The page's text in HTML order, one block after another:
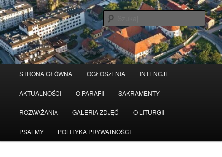
Przeskocz
do
tekstu
STRONA GŁÓWNA OGŁOSZENIA INTENCJE
AKTUALNOŚCI O PARAFII SAKRAMENTY
ROZWAŻANIA GALERIA ZDJĘĆ O LITURGII
PSALMY POLITYKA PRYWATNOŚCI
Serwis wykorzystuje pliki Cookies Czytaj więcej odrzuć